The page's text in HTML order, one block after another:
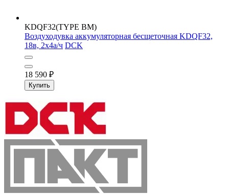
KDQF32(TYPE BM)
Воздуходувка аккумуляторная бесщеточная KDQF32,
18в, 2х4а/ч DCK
18 590 ₽
Купить